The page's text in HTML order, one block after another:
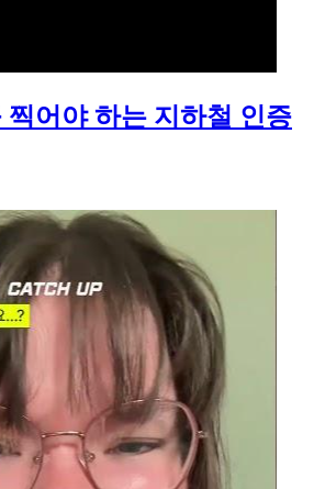
찍어야 하는 지하철 인증